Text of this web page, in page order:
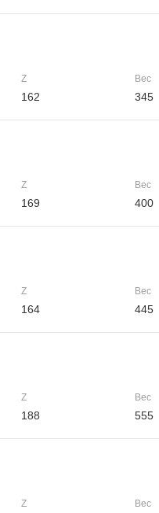
Z
162
Вес
345
Z
169
Вес
400
Z
164
Вес
445
Z
188
Вес
555
Z Вес